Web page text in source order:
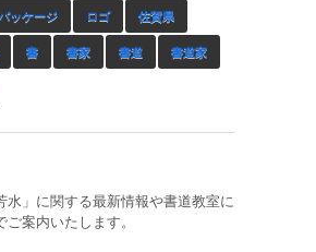
ッケージ ロゴ 佐賀県
書 書家 書道 書道家
水」に関する最新情報や書道教室に
案内いたします。